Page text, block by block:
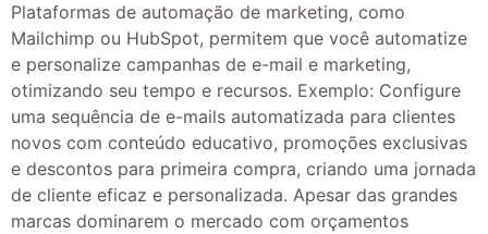
Plataformas de automação de marketing, como
Mailchimp ou HubSpot, permitem que você automatize
e personalize campanhas de e-mail e marketing,
otimizando seu tempo e recursos. Exemplo: Configure
uma sequência de e-mails automatizada para clientes
novos com conteúdo educativo, promoções exclusivas
e descontos para primeira compra, criando uma jornada
de cliente eficaz e personalizada. Apesar das grandes
marcas dominarem o mercado com orçamentos